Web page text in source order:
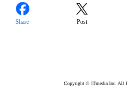
Share Post
Copyright © ITmedia Inc. All